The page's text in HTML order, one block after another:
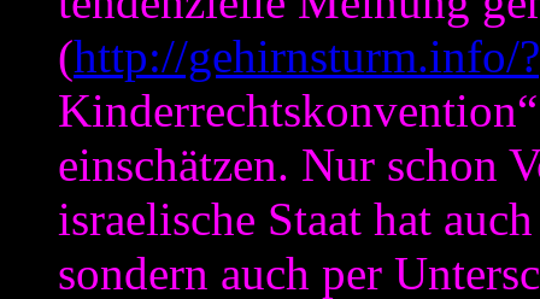
(http://gehirnsturm.info/
einschätzen. Nur schon
israelische Staat hat
sondern auch per